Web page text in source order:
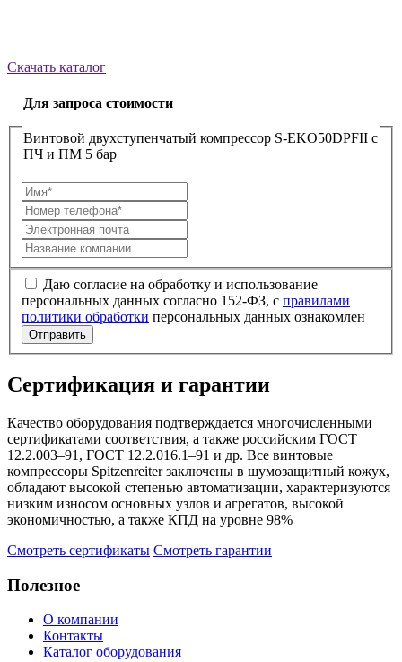
Скачать каталог
Для запроса стоимости
Винтовой двухступенчатый компрессор S-EKO50DPFII с
ПЧ и ПМ 5 бар
Даю согласие на обработку и использование
персональных данных согласно 152-ФЗ, с правилами
политики обработки персональных данных ознакомлен
Отправить
Сертификация и гарантии
Качество оборудования подтверждается многочисленными
сертификатами соответствия, а также российским ГОСТ
12.2.003–91, ГОСТ 12.2.016.1–91 и др. Все винтовые
компрессоры Spitzenreiter заключены в шумозащитный кожух,
обладают высокой степенью автоматизации, характеризуются
низким износом основных узлов и агрегатов, высокой
экономичностью, а также КПД на уровне 98%
Смотреть сертификаты Смотреть гарантии
Полезное
О компании
Контакты
Каталог оборудования